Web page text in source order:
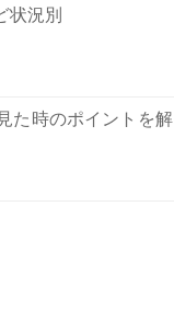
状況別
た時のポイントを解